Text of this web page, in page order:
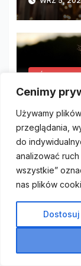
Cenimy
Używamy
przeglądania,
do
analizować
wszystkie”
nas plików
Dostosuj
Jak
na
WRZ 5,
Szukaj